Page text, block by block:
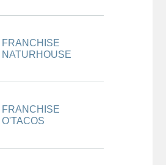
FRANCHISE
NATURHOUSE
FRANCHISE
O'TACOS